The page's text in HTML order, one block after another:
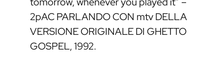
2pAC PARLANDO CON mtv DELLA
VERSIONE ORIGINALE DI GHETTO
GOSPEL, 1992.